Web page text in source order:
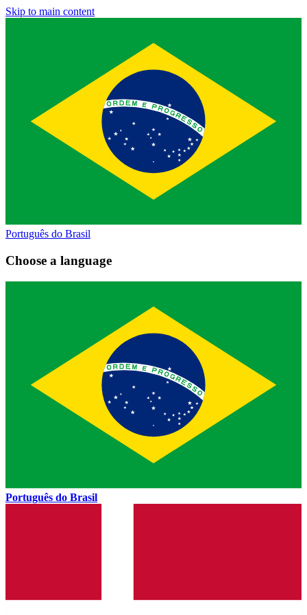
Skip to main content
Português do Brasil
Choose a language
Português do Brasil